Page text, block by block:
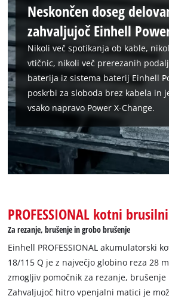
Za nalaganje
potrebujemo
This content is not
to trackers that are
Neskončen doseg
zahvaljujoč Einhell
Nikoli več spotikanja ob kable,
vtičnic, nikoli več prerezanih
baterija iz sistema baterij Einhell
poskrbi za sloboda brez kabela in
vsako napravo Power X-Change.
PROFESSIONAL kotni
Za rezanje, brušenje in grobo brušenje
Einhell PROFESSIONAL akumulatorski
18/115 Q je z največjo globino reza 28
zmogljiv pomočnik za rezanje,
Zahvaljujoč hitro vpenjalni matici je